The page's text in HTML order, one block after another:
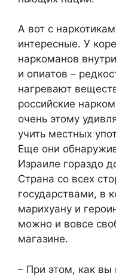
А вот с
интересные. У
наркоманов
и опиатов –
нагревают
российские
очень этому
учить местных
Еще они
Израиле гораздо
Страна со всех
государствами, в
марихуану и
можно и вовсе
магазине.
– При этом, как вы